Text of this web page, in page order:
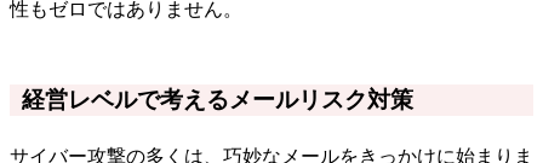
性もゼロではありません。
経営レベルで考えるメールリスク対策
サイバー攻撃の多くは、巧妙なメールをきっかけに始まりま